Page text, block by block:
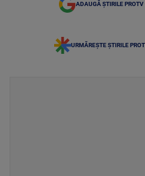
ADAUGĂ ȘTIRILE PROTV
URMĂREȘTE ȘTIRILE